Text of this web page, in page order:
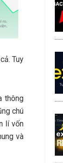
Tuy
thông
chú
lí vốn
và